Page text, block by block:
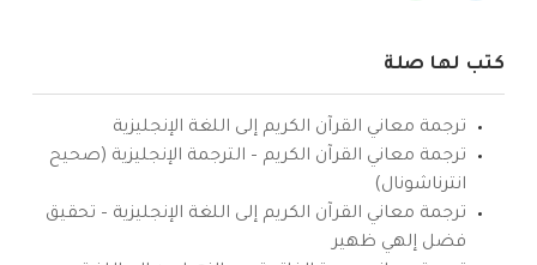
كتب لها صلة
ترجمة معاني القرآن الكريم إلى اللغة الإنجليزية
ترجمة معاني القرآن الكريم – الترجمة الإنجليزية (صحيح
انترناشونال)
ترجمة معاني القرآن الكريم إلى اللغة الإنجليزية – تحقيق
فضل إلهي ظهير